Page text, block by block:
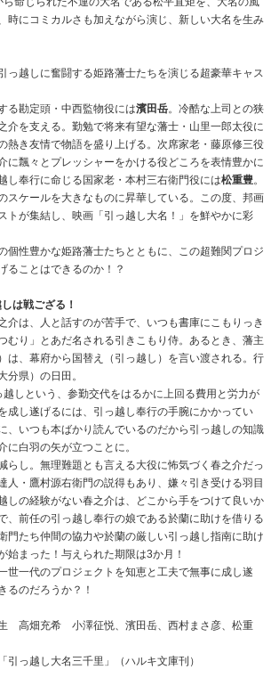
時にコミカルさも加えながら演じ、新しい大名を生み
っ越しに奮闘する姫路藩士たちを演じる超豪華キャス
る勘定頭・中西監物役には濱田岳。冷酷な上司との狭
介を支える。 勤勉で将来有望な藩士・山里一郎太役に
熱き友情で物語を盛り上げる。 次席家老・藤原修三役
に飄々とプレッシャーをかける役どころを表情豊かに
し奉行に命じる国家老・本村三右衛門役には松重豊。
スケールを大きなものに昇華している。 この度、邦画
トが集結し、映画「引っ越し大名！」を鮮やかに彩
個性豊かな姫路藩士たちとともに、この超難関プロジ
ることはできるのか！？
は戦ござる！
介は、人と話すのが苦手で、いつも書庫にこもりっき
むり」とあだ名される引きこもり侍。あるとき、藩主
は、幕府から国替え（引っ越し）を言い渡される。行
分県）の日田。
しという、参勤交代をはるかに上回る費用と労力が
成し遂げるには、引っ越し奉行の手腕にかかってい
、いつも本ばかり読んでいるのだから引っ越しの知識
に白羽の矢が立つことに。
らし。無理難題とも言える大役に怖気づく春之介だっ
人・鷹村源右衛門の説得もあり、嫌々引き受ける羽目
しの経験がない春之介は、どこから手をつけて良いか
、前任の引っ越し奉行の娘である於蘭に助けを借りる
門たち仲間の協力や於蘭の厳しい引っ越し指南に助け
始まった！与えられた期限は3か月！
世一代のプロジェクトを知恵と工夫で無事に成し遂
るのだろうか？！
高畑充希 小澤征悦、濱田岳、西村まさ彦、松重
引っ越し大名三千里」（ハルキ文庫刊）